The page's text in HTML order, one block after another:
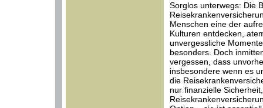
Sorglos unterwegs: Die
Menschen eine der
Kulturen entdecken,
unvergessliche
besonders. Doch
vergessen, dass
insbesondere wenn es
die
nur finanzielle